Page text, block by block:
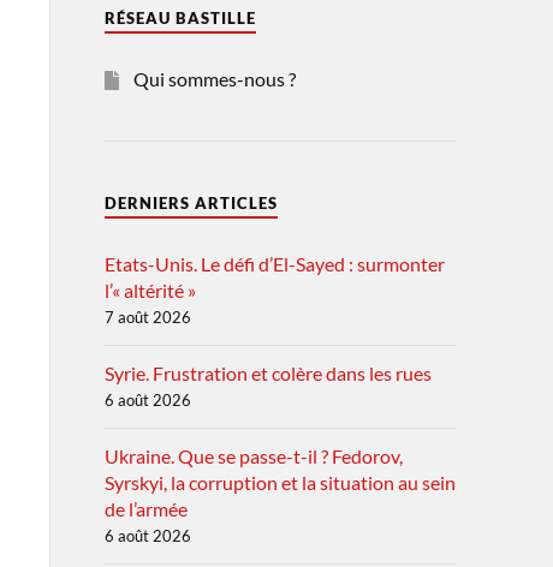
RÉSEAU BASTILLE
Qui sommes-nous ?
DERNIERS ARTICLES
Etats-Unis. Le défi d’El-Sayed : surmonter
l’« altérité »
7 août 2026
Syrie. Frustration et colère dans les rues
6 août 2026
Ukraine. Que se passe-t-il ? Fedorov,
Syrskyi, la corruption et la situation au sein
de l’armée
6 août 2026